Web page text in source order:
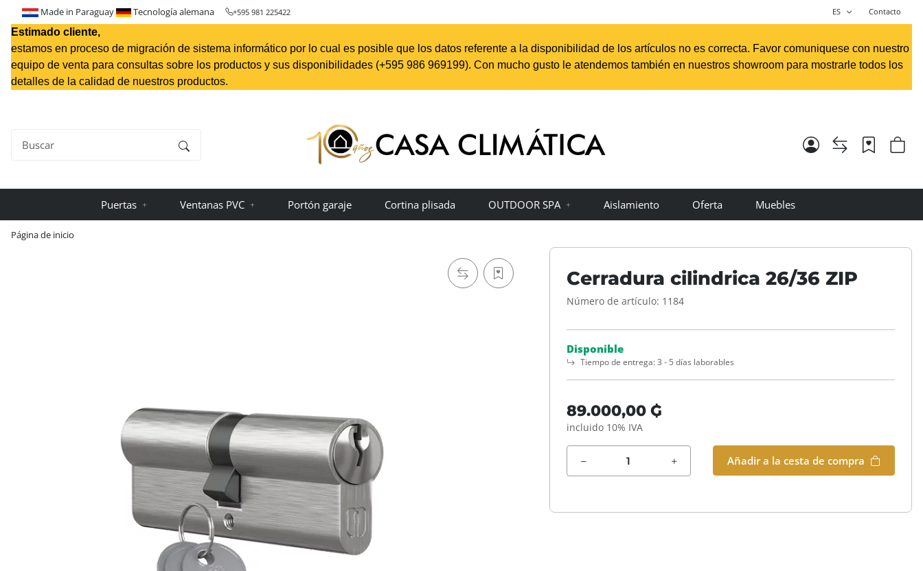
+595 981 225422 ES Contacto
Made in Paraguay Tecnología alemana
Estimado cliente,
estamos en proceso de migración de sistema informático por lo cual es posible que los datos referente a la disponibilidad de los artículos no es correcta. Favor comuniquese con nuestro
equipo de venta para consultas sobre los productos y sus disponibilidades (+595 986 969199). Con mucho gusto le atendemos también en nuestros showroom para mostrarle todos los
detalles de la calidad de nuestros productos.
Puertas Ventanas PVC Portón garaje Cortina plisada OUTDOOR SPA Aislamiento Oferta Muebles
Página de inicio
Cerradura cilindrica 26/36 ZIP
Número de artículo: 1184
Disponible
Tiempo de entrega:3 - 5 días laborables
89.000,00 ₲
incluido 10% IVA
Añadir a la cesta de compra